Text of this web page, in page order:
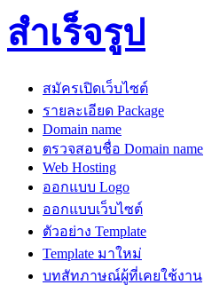
สมัครเปิดเว็บไซต์
รายละเอียด Package
Domain name
ตรวจสอบชื่อ Domain name
Web Hosting
ออกแบบ Logo
ออกแบบเว็บไซต์
ตัวอย่าง Template
Template มาใหม่
บทสัทภาษณ์ผู้ที่เคยใช้งาน